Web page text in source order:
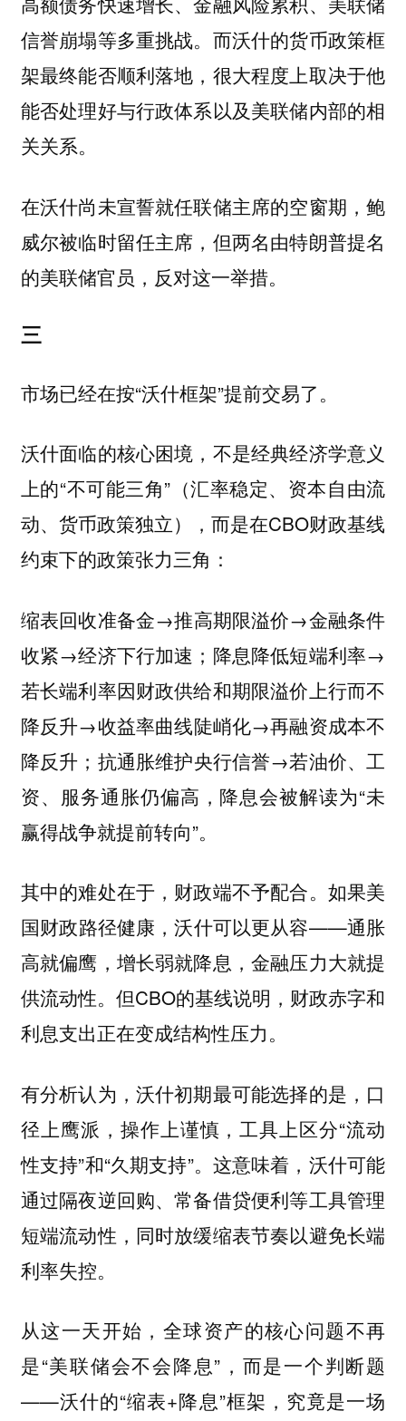
信誉崩塌等多重挑战。而沃什的货币政策框
架最终能否顺利落地，很大程度上取决于他
能否处理好与行政体系以及美联储内部的相
关关系。
在沃什尚未宣誓就任联储主席的空窗期，鲍
威尔被临时留任主席，但两名由特朗普提名
的美联储官员，反对这一举措。
三
市场已经在按“沃什框架”提前交易了。
沃什面临的核心困境，不是经典经济学意义
上的“不可能三角”（汇率稳定、资本自由流
动、货币政策独立），而是在CBO财政基线
约束下的政策张力三角：
缩表回收准备金→推高期限溢价→金融条件
收紧→经济下行加速；降息降低短端利率→
若长端利率因财政供给和期限溢价上行而不
降反升→收益率曲线陡峭化→再融资成本不
降反升；抗通胀维护央行信誉→若油价、工
资、服务通胀仍偏高，降息会被解读为“未
赢得战争就提前转向”。
其中的难处在于，财政端不予配合。如果美
国财政路径健康，沃什可以更从容——通胀
高就偏鹰，增长弱就降息，金融压力大就提
供流动性。但CBO的基线说明，财政赤字和
利息支出正在变成结构性压力。
有分析认为，沃什初期最可能选择的是，口
径上鹰派，操作上谨慎，工具上区分“流动
性支持”和“久期支持”。这意味着，沃什可能
通过隔夜逆回购、常备借贷便利等工具管理
短端流动性，同时放缓缩表节奏以避免长端
利率失控。
从这一天开始，全球资产的核心问题不再
是“美联储会不会降息”，而是一个判断题
——沃什的“缩表+降息”框架，究竟是一场